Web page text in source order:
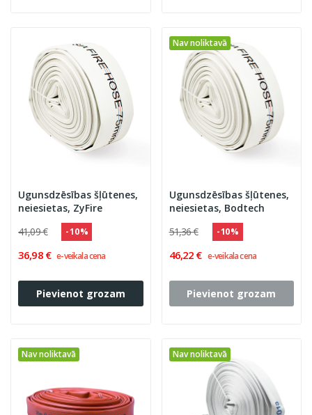
Ugunsdzēsības šļūtenes,
neiesietas, ZyFire
41,09 €
- 10 %
36,98 € e-veikala cena
Pievienot grozam
Nav noliktavā
Ugunsdzēsības šļūtenes,
neiesietas, Bodtech
51,36 €
- 10 %
46,22 € e-veikala cena
Pievienot grozam
Nav noliktavā Nav noliktavā